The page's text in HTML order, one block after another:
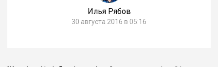
Илья Рябов
30 августа 2016 в 05:16